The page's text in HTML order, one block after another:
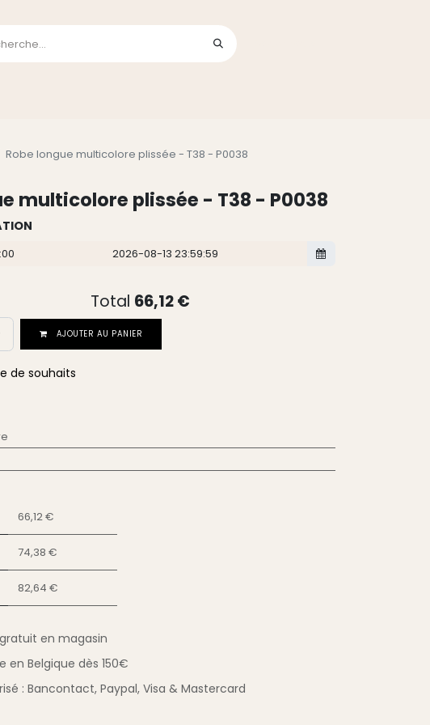
Robe longue multicolore plissée - T38 - P0038
multicolore plissée - T38 - P0038
Total 66,12€
AJOUTER AU PANIER
de souhaits
66,12 €
74,38 €
82,64 €
en magasin
en Belgique dès 150€
: Bancontact, Paypal, Visa & Mastercard